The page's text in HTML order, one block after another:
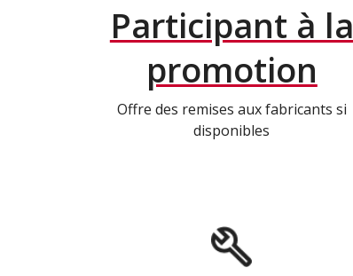
Participant à la
promotion
Offre des remises aux fabricants si
disponibles